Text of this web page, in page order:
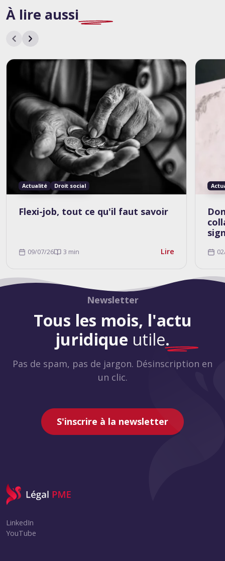
À lire aussi
Actualité Droit social
Flexi-job, tout ce qu'il faut savoir
09/07/26 3 min Lire
Newsletter
Tous les mois, l'actu
juridique utile.
Pas de spam, pas de jargon. Désinscription en
un clic.
S'inscrire à la newsletter
LinkedIn
YouTube